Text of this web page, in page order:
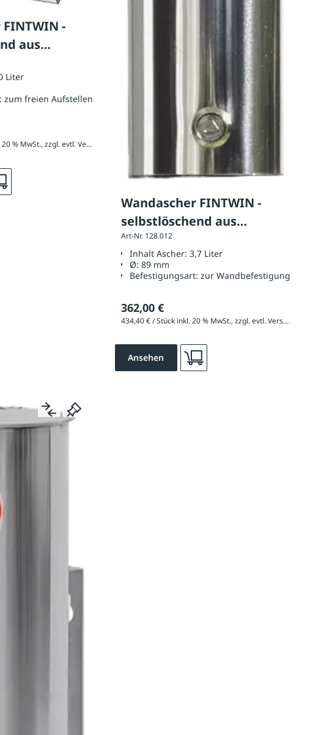
-
aus
Liter
zum freien Aufstellen
1.405,20 € / Stück inkl. 20 % MwSt., zzgl. evtl. Versandkosten
Wandascher FINTWIN -
selbstlöschend aus
Edelstahl
Art-Nr. 128.012
Inhalt Ascher: 3,7 Liter
Ø: 89 mm
Befestigungsart: zur Wandbefestigung
362,00 €
434,40 € / Stück inkl. 20 % MwSt., zzgl. evtl. Versandkosten
Ansehen